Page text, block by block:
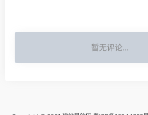
暂无评论...